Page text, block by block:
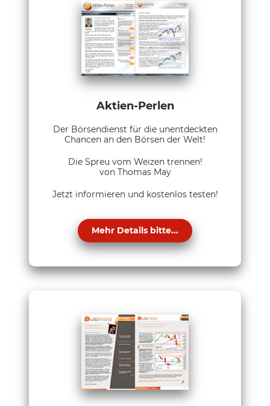
Aktien-Perlen
Der Börsendienst für die unentdeckten
Chancen an den Börsen der Welt!
Die Spreu vom Weizen trennen!
von Thomas May
Jetzt informieren und kostenlos testen!
Mehr Details bitte...